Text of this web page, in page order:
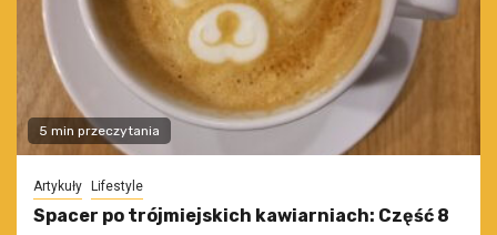
5 min przeczytania
Artykuły Lifestyle
Spacer po trójmiejskich kawiarniach: Część 8